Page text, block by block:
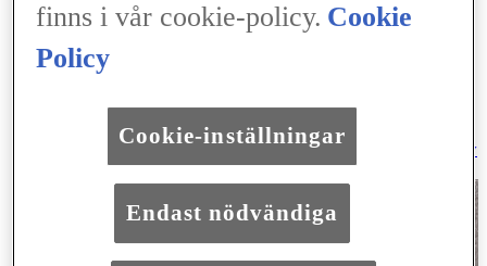
Upptäck Lexus Electrified
Elbil
Laddhybrid
Hybrid
Laddbox
Battery Passport(Opens in new window)
Hantering av förbrukade batterier (PDF)
(Opens in new
window)
finns i vår cookie-policy. Cookie
Policy
Cookie-inställningar
Endast nödvändiga